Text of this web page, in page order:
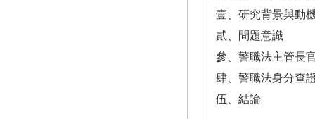
壹、研究背景與動
貳、問題意識
參、警職法主管長
肆、警職法身分查
伍、結論